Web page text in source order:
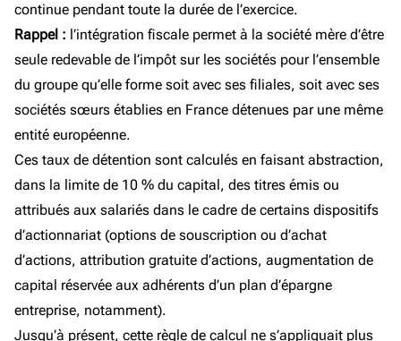
continue pendant toute la durée de l’exercice.
Rappel : l’intégration fiscale permet à la société mère d’être
seule redevable de l’impôt sur les sociétés pour l’ensemble
du groupe qu’elle forme soit avec ses filiales, soit avec ses
sociétés sœurs établies en France détenues par une même
entité européenne.
Ces taux de détention sont calculés en faisant abstraction,
dans la limite de 10 % du capital, des titres émis ou
attribués aux salariés dans le cadre de certains dispositifs
d’actionnariat (options de souscription ou d’achat
d’actions, attribution gratuite d’actions, augmentation de
capital réservée aux adhérents d’un plan d’épargne
entreprise, notamment).
Jusqu’à présent, cette règle de calcul ne s’appliquait plus